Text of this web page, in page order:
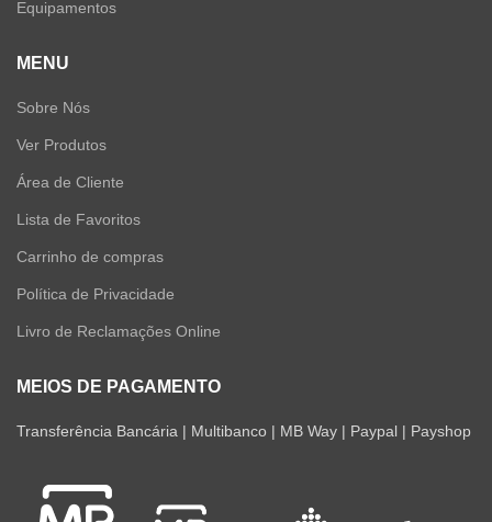
Equipamentos
MENU
Sobre Nós
Ver Produtos
Área de Cliente
Lista de Favoritos
Carrinho de compras
Política de Privacidade
Livro de Reclamações Online
MEIOS DE PAGAMENTO
Transferência Bancária | Multibanco | MB Way | Paypal | Payshop